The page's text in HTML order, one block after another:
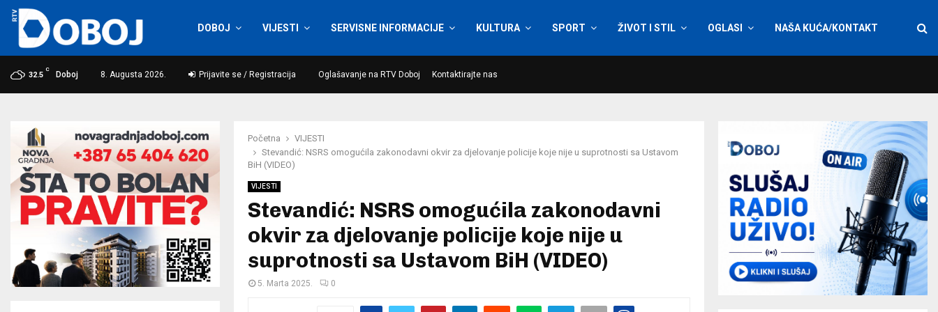
DOBOJ VIJESTI SERVISNE INFORMACIJE KULTURA SPORT ŽIVOT I STIL OGLASI NAŠA KUĆA/KONTAKT
32.5
C
Doboj 8. Augusta 2026. Prijavite se / Registracija Oglašavanje na RTV Doboj Kontaktirajte nas
Početna
VIJESTI
Stevandić: NSRS omogućila zakonodavni okvir za djelovanje policije koje nije u suprotnosti sa Ustavom
BiH (VIDEO)
VIJESTI
Stevandić: NSRS omogućila zakonodavni
okvir za djelovanje policije koje nije u
suprotnosti sa Ustavom BiH (VIDEO)
5. Marta 2025. 0